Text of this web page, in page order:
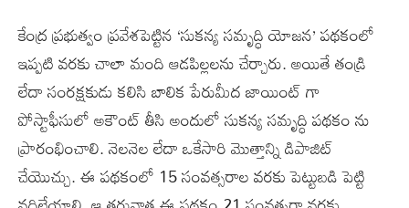
కేంద్ర ప్రభుత్వం ప్రవేశపెట్టిన ‘సుకన్య సమృద్ధి యోజన’ పథకంలో
ఇప్పటి వరకు చాలా మంది ఆడపిల్లలను చేర్చారు. అయితే తండ్రి
లేదా సంరక్షకుడు కలిసి బాలిక పేరుమీద జాయింట్ గా
పోస్టాఫీసులో అకౌంట్ తీసి అందులో సుకన్య సమృద్ధి పథకం ను
ప్రారంభించాలి. నెలనెల లేదా ఒకేసారి మొత్తాన్ని డిపాజిట్
చేయొచ్చు. ఈ పథకంలో 15 సంవత్సరాల వరకు పెట్టుబడి పెట్టి